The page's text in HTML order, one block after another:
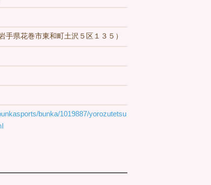
手県花巻市東和町土沢５区１３５）
bunka/1019887/yorozutetsu